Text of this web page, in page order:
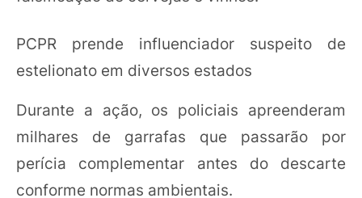
PCPR prende influenciador suspeito de
estelionato em diversos estados
Durante a ação, os policiais apreenderam
milhares de garrafas que passarão por
perícia complementar antes do descarte
conforme normas ambientais.